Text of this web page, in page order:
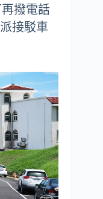
撥電話
接駁車